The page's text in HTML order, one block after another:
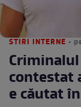
STIRI INTERNE •
contestat
e căutat